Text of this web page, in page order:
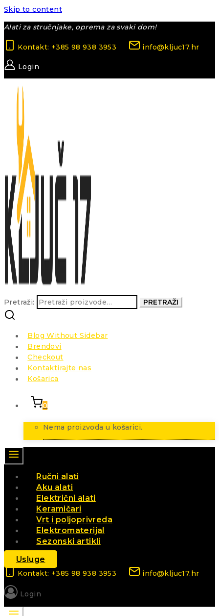
Skip to content
Alati za stručnjake, oprema za svaki dom!
Kontakt: +385 98 938 3953 info@kljuc17.hr
Login
Pretraži: PRETRAŽI
Blog Without Sidebar
Brendovi
Checkout
Kontaktirajte nas
Košarica
0
Nema proizvoda u košarici.
Ručni alati
Aku alati
Električni alati
Keramičari
Vrt i poljoprivreda
Elektromaterijal
Sezonski artikli
Usluge
Kontakt: +385 98 938 3953 info@kljuc17.hr
Login